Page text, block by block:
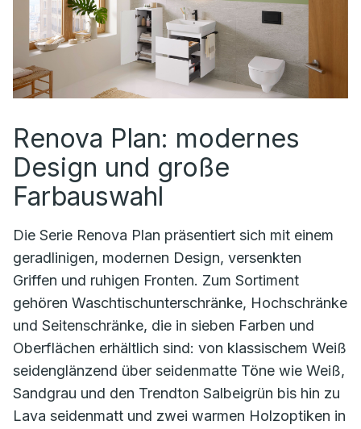
Renova Plan: modernes
Design und große
Farbauswahl
Die Serie Renova Plan präsentiert sich mit einem
geradlinigen, modernen Design, versenkten
Griffen und ruhigen Fronten. Zum Sortiment
gehören Waschtischunterschränke, Hochschränke
und Seitenschränke, die in sieben Farben und
Oberflächen erhältlich sind: von klassischem Weiß
seidenglänzend über seidenmatte Töne wie Weiß,
Sandgrau und den Trendton Salbeigrün bis hin zu
Lava seidenmatt und zwei warmen Holzoptiken in